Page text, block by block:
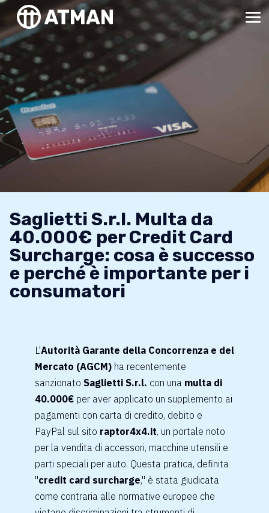
Saglietti S.r.l. Multa da
40.000€ per Credit Card
Surcharge: cosa è successo
e perché è importante per i
consumatori
L'Autorità Garante della Concorrenza e del
Mercato (AGCM)ha recentemente
sanzionato Saglietti S.r.l. con una multa di
40.000€per aver applicato un supplemento ai
pagamenti con carta di credito, debito e
PayPal sul sito raptor4x4.it, un portale noto
per la vendita di accessori, macchine utensili e
parti speciali per auto. Questa pratica, definita
"credit card surcharge," è stata giudicata
come contraria alle normative europee che